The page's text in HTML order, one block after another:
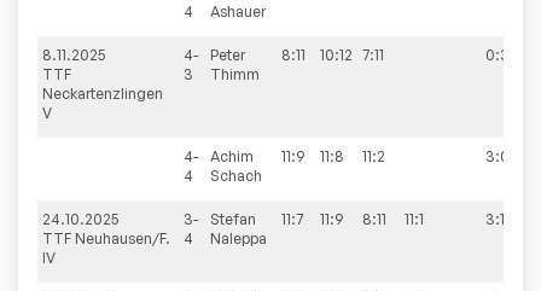
4
Ashauer
8.11.2025
TTF
Neckartenzlingen
V
4-
3
Peter
Thimm
8:11 10:12 7:11 0:3
4-
4
Achim
Schach
11:9 11:8 11:2 3:0
24.10.2025
TTF Neuhausen/F.
IV
3-
4
Stefan
Naleppa
11:7 11:9 8:11 11:1 3:1